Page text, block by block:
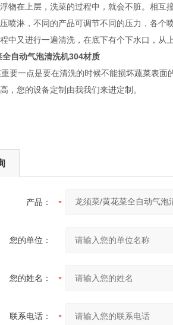
物在上层，洗菜的过程中，就会不脏。相互
压喷淋，不同的产品可调节不同的压力，各
中又进行一遍清洗，在底下有个下水口，从
自动气泡清洗机304材质
要一点是要在清洗的时候不能损坏蔬菜表面
，您的设备定制由我我们来进定制。
产品：
您的单位：
您的姓名：
联系电话：